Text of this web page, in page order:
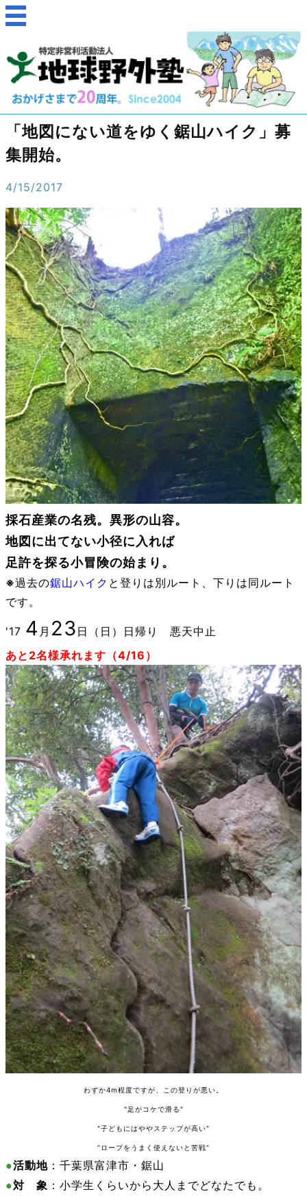
「地図にない道をゆく鋸山ハイク」募
集開始。
4/15/2017
採石産業の名残。異形の山容。
地図に出てない小径に入れば
足許を探る小冒険の始まり。
※過去の鋸山ハイク と登りは別ルート、下りは同ルート
です。
'17 4 月 23 日（日）日帰り 悪天中止
あと2名様承れます（4/16）
わずか4m程度ですが、この登りが悪い。
"足がコケで滑る"
"子どもにはややステップが高い"
"ロープをうまく使えないと苦戦"
●活動地 ：千葉県富津市・鋸山
●対 象 ：小学生くらいから大人までどなたでも。